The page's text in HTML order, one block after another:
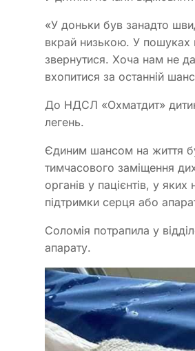
«У доньки був занадто
вкрай низькою. У пошуках
звернутися. Хоча нам не
вхопитися за останній
До НДСЛ «Охматдит»
легень.
Єдиним шансом на життя
тимчасового заміщення
органів у пацієнтів, у
підтримки серця або
Соломія потрапила у
апарату.